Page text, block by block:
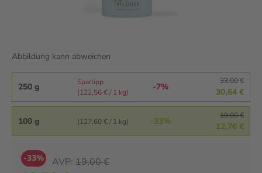
Abbildung kann abweichen
250 g
Spartipp
(122,56 € / 1 kg)
-7%
33,00 €
30,64 €
100 g (127,60 € / 1 kg) -33%
19,00 €
12,76 €
-33% AVP: 19,00 €